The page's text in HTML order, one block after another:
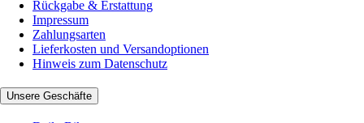
Rückgabe & Erstattung
Impressum
Zahlungsarten
Lieferkosten und Versandoptionen
Hinweis zum Datenschutz
Unsere Geschäfte